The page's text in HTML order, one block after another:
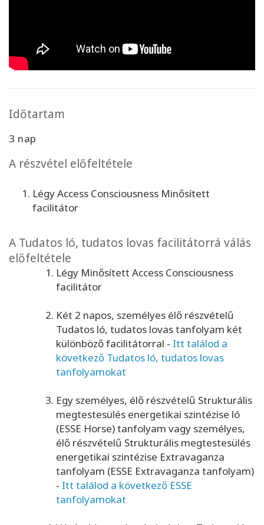
Időtartam
3 nap
A részvétel előfeltétele
Légy Access Consciousness Minősített
facilitátor
A Tudatos ló, tudatos lovas facilitátorrá válás
előfeltétele
Légy Minősített Access Consciousness
facilitátor
Két 2 napos, személyes élő részvételű
Tudatos ló, tudatos lovas tanfolyam két
különböző facilitátorral - Itt találod a
következő Tudatos ló, tudatos lovas
tanfolyamokat
Egy személyes, élő részvételű Strukturális
megtestesülés energetikai szintézise ló
(ESSE Horse) tanfolyam vagy személyes,
élő részvételű Strukturális megtestesülés
energetikai szintézise Extravaganza
tanfolyam (ESSE Extravaganza tanfolyam)
- Itt találod a következő ESSE
tanfolyamokat